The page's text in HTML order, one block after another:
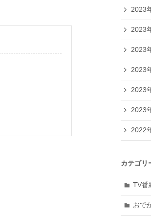
2023
2023
2023
2023
2023
2023
2022
カテゴリ
TV番
おで